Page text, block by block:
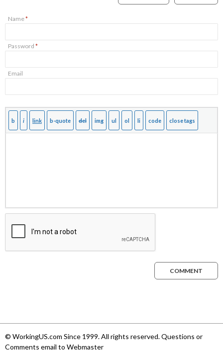
Name*
Password *
Email
COMMENT
© WorkingUS.com Since 1999. All rights reserved. Questions or
Comments email to Webmaster